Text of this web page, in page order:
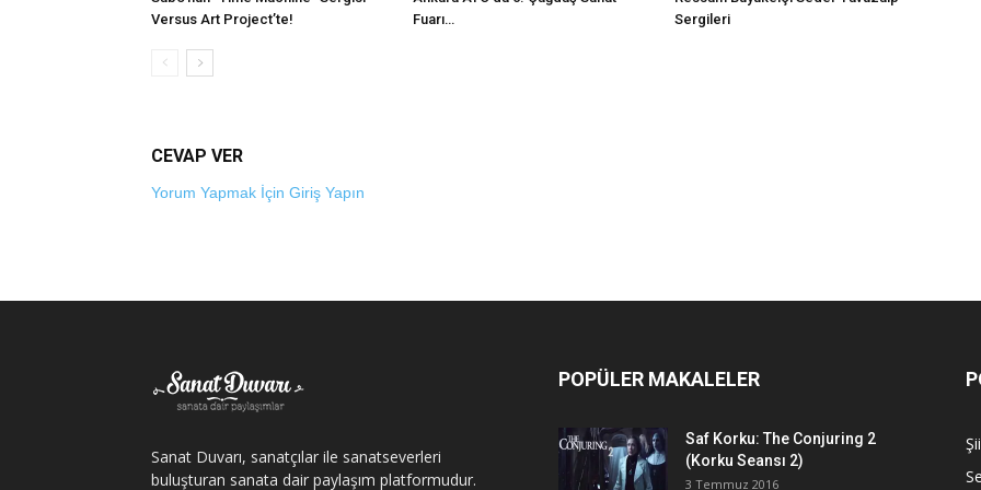
Versus Art Project’te!
Fuarı…
Sergileri
CEVAP VER
Yorum Yapmak İçin Giriş Yapın
Sanat Duvarı, sanatçılar ile sanatseverleri
buluşturan sanata dair paylaşım platformudur.
POPÜLER MAKALELER
Saf Korku: The Conjuring 2
(Korku Seansı 2)
3 Temmuz 2016